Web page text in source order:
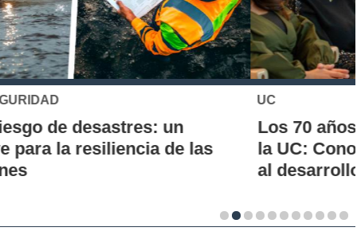
UC
Los 70 años de la Carrera de Química de
la UC: Conoce su historia, hitos y aporte
al desarrollo científico del país